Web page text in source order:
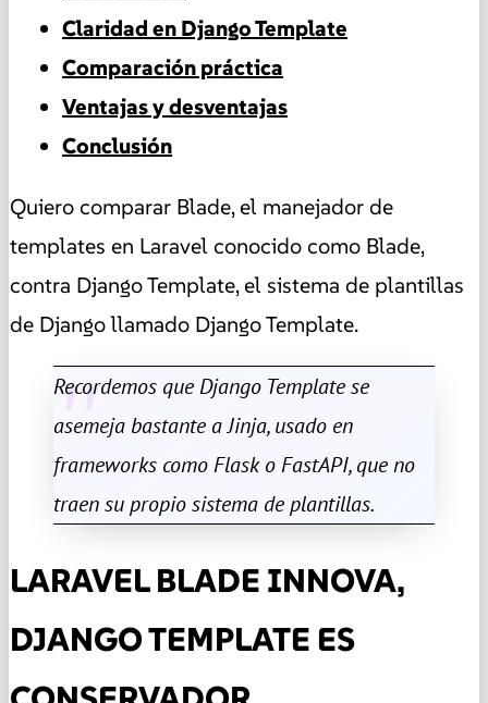
Claridad en Django Template
Comparación práctica
Ventajas y desventajas
Conclusión
Quiero comparar Blade, el manejador de
templates en Laravel conocido como Blade,
contra Django Template, el sistema de plantillas
de Django llamado Django Template.
Recordemos que Django Template se
asemeja bastante a Jinja, usado en
frameworks como Flask o FastAPI, que no
traen su propio sistema de plantillas.
LARAVEL BLADE INNOVA,
DJANGO TEMPLATE ES